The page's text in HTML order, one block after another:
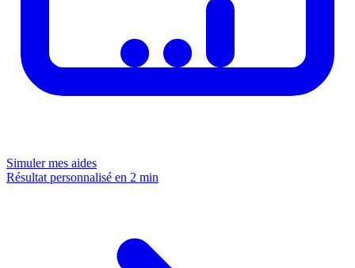
Simuler mes aides
Résultat personnalisé en 2 min